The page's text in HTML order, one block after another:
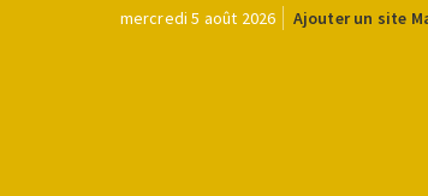
mercredi 5 août 2026 Ajouter un site